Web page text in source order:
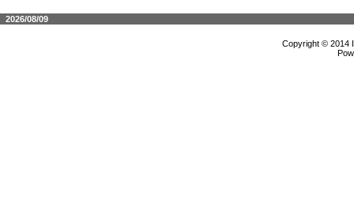
2026/08/09
Copyright © 2014